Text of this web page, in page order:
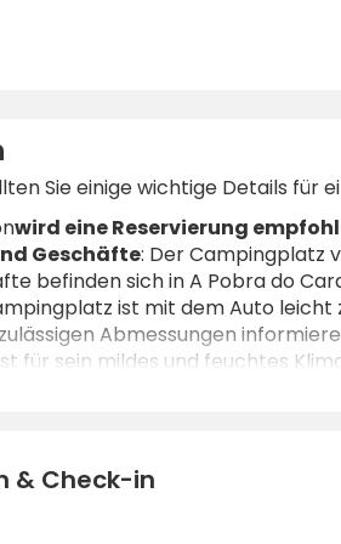
Sie einige wichtige Details
wird eine Reservierung
Geschäfte: Der Campingplatz
befinden sich in A Pobra do
ist mit dem Auto leicht
Abmessungen
für sein mildes und feuchtes
& Check-in